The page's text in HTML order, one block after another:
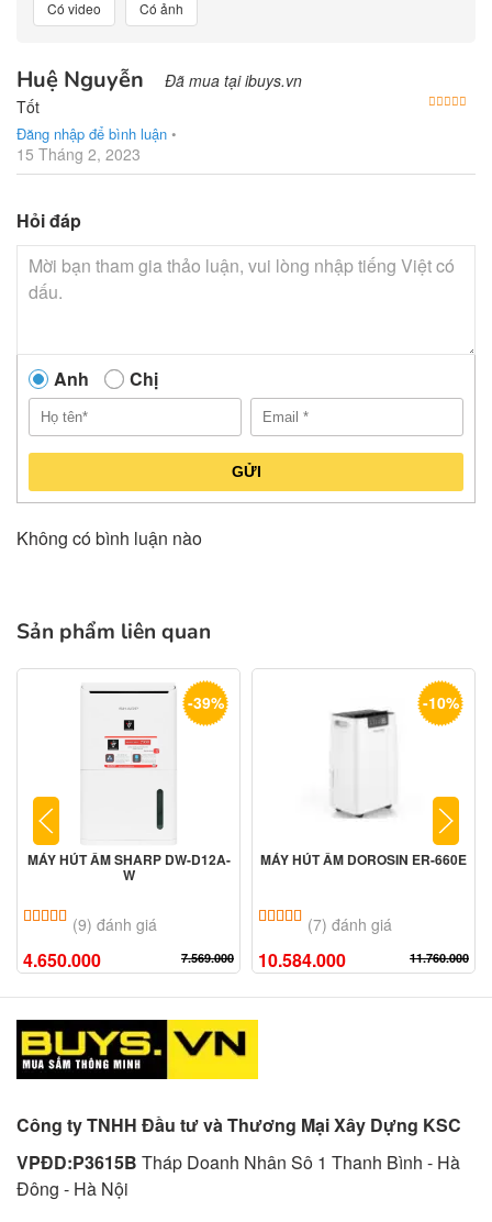
Có video Có ảnh
Huệ Nguyễn Đã mua tại ibuys.vn
Tốt
Đăng nhập để bình luận •
15 Tháng 2, 2023
Hỏi đáp
Anh Chị
GỬI
Không có bình luận nào
Sản phẩm liên quan
-39%
MÁY HÚT ẨM SHARP DW-D12A-
W
5.00 trên 5 dựa trên
(9) đánh giá
4.650.000 7.569.000
-10%
MÁY HÚT ẨM DOROSIN ER-660E
5.00 trên 5 dựa trên
(7) đánh giá
10.584.000 11.760.000
Công ty TNHH Đầu tư và Thương Mại Xây Dựng KSC
VPĐD:P3615B Tháp Doanh Nhân Sô 1 Thanh Bình - Hà
Đông - Hà Nội